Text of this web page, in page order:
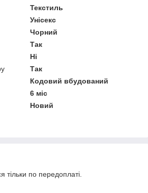
Текстиль
Унісекс
Чорний
Так
Ні
Так
Кодовий вбудований
6 міс
Новий
тільки по передоплаті.